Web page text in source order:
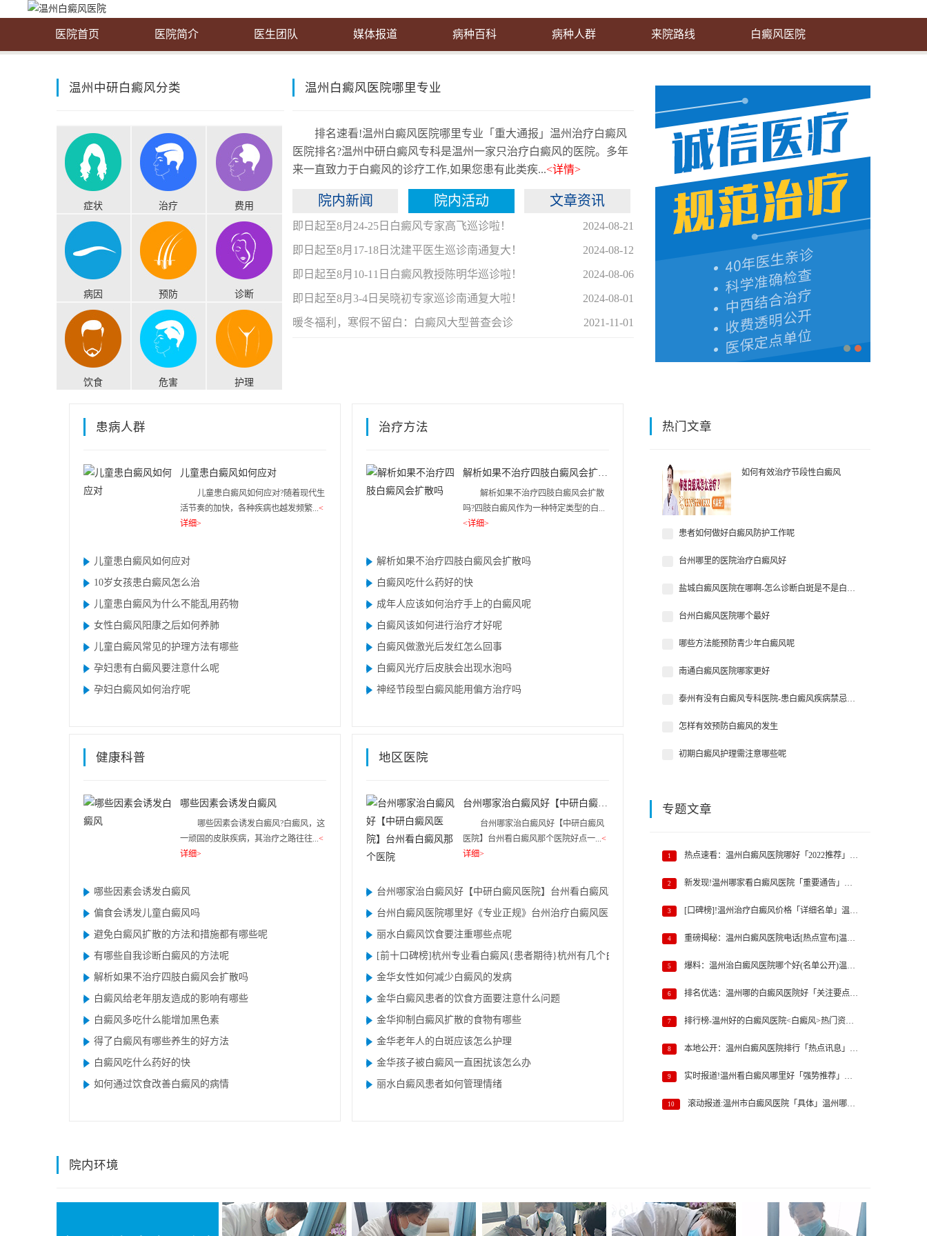
医院首页 医院简介 医生团队 媒体报道 病种百科 病种人群 来院路线 白癜风医院
温州中研白癜风分类
症状 治疗 费用
病因 预防 诊断
饮食 危害 护理
温州白癜风医院哪里专业
排名速看!温州白癜风医院哪里专业「重大通报」温州治疗白癜风
医院排名?温州中研白癜风专科是温州一家只治疗白癜风的医院。多年
来一直致力于白癜风的诊疗工作,如果您患有此类疾...<详情>
院内新闻 院内活动 文章资讯
即日起至8月24-25日白癜风专家高飞巡诊啦！ 2024-08-21
即日起至8月17-18日沈建平医生巡诊南通复大！ 2024-08-12
即日起至8月10-11日白癜风教授陈明华巡诊啦！ 2024-08-06
即日起至8月3-4日吴晓初专家巡诊南通复大啦！ 2024-08-01
暖冬福利，寒假不留白：白癜风大型普查会诊 2021-11-01
患病人群
儿童患白癜风如何应对
儿童患白癜风如何应对?随着现代生
活节奏的加快，各种疾病也越发频繁...<
详细>
儿童患白癜风如何应对
10岁女孩患白癜风怎么治
儿童患白癜风为什么不能乱用药物
女性白癜风阳康之后如何养肺
儿童白癜风常见的护理方法有哪些
孕妇患有白癜风要注意什么呢
孕妇白癜风如何治疗呢
治疗方法
解析如果不治疗四肢白癜风会扩散吗
解析如果不治疗四肢白癜风会扩散
吗?四肢白癜风作为一种特定类型的白...
<详细>
解析如果不治疗四肢白癜风会扩散吗
白癜风吃什么药好的快
成年人应该如何治疗手上的白癜风呢
白癜风该如何进行治疗才好呢
白癜风做激光后发红怎么回事
白癜风光疗后皮肤会出现水泡吗
神经节段型白癜风能用偏方治疗吗
健康科普
哪些因素会诱发白癜风
哪些因素会诱发白癜风?白癜风，这
一顽固的皮肤疾病，其治疗之路往往...<
详细>
哪些因素会诱发白癜风
偏食会诱发儿童白癜风吗
避免白癜风扩散的方法和措施都有哪些呢
有哪些自我诊断白癜风的方法呢
解析如果不治疗四肢白癜风会扩散吗
白癜风给老年朋友造成的影响有哪些
白癜风多吃什么能增加黑色素
得了白癜风有哪些养生的好方法
白癜风吃什么药好的快
如何通过饮食改善白癜风的病情
地区医院
台州哪家治白癜风好【中研白癜风医院】台州看白癜风那个医院
台州哪家治白癜风好【中研白癜风
医院】台州看白癜风那个医院好点一...<
详细>
丽水白癜风饮食要注重哪些点呢
金华女性如何减少白癜风的发病
金华白癜风患者的饮食方面要注意什么问题
金华抑制白癜风扩散的食物有哪些
金华老年人的白斑应该怎么护理
金华孩子被白癜风一直困扰该怎么办
丽水白癜风患者如何管理情绪
热门文章
如何有效治疗节段性白癜风
患者如何做好白癜风防护工作呢
台州哪里的医院治疗白癜风好
盐城白癜风医院在哪啊-怎么诊断白斑是不是白癜风？
台州白癜风医院哪个最好
哪些方法能预防青少年白癜风呢
南通白癜风医院哪家更好
泰州有没有白癜风专科医院-患白癜风疾病禁忌吃哪些食物?
怎样有效预防白癜风的发生
初期白癜风护理需注意哪些呢
专题文章
1 热点速看：温州白癜风医院哪好「2022推荐」温州白癜风医院哪家
2 新发现!温州哪家看白癜风医院「重要通告」温州白癜风医院哪家
3 [口碑榜]!温州治疗白癜风价格「详细名单」温州白癜风哪家医院
4 重磅揭秘：温州白癜风医院电话[热点宣布]温州哪家白癜风医院
5 爆料：温州治白癜风医院哪个好(名单公开)温州哪个治疗白癜风
6 排名优选：温州哪的白癜风医院好「关注要点」温州专业白癜风
7 排行榜-温州好的白癜风医院<白癜风>热门资讯-温州白癜风医院排
8 本地公开：温州白癜风医院排行「热点讯息」温州白癜风医院的
9 实时报道!温州看白癜风哪里好「强势推荐」温州白癜风医院哪家
10 滚动报道:温州市白癜风医院「具体」温州哪家治疗白癜风医院专
院内环境